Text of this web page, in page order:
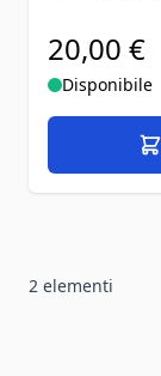
20,00 €
Disponibile
2 elementi